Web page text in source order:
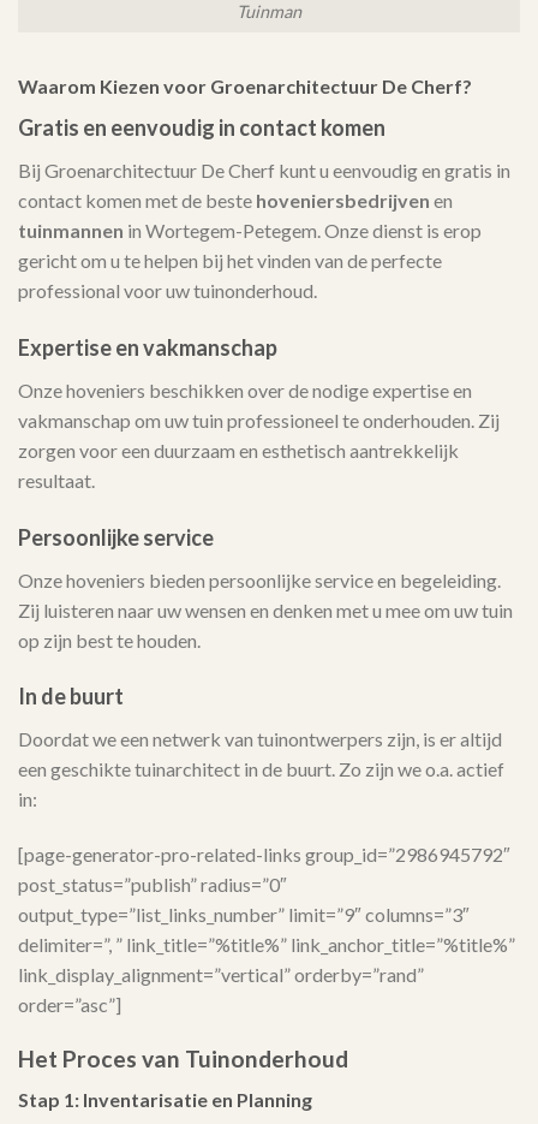
Tuinman
Waarom Kiezen voor Groenarchitectuur De Cherf?
Gratis en eenvoudig in contact komen
Bij Groenarchitectuur De Cherf kunt u eenvoudig en gratis in
contact komen met de beste hoveniersbedrijven en
tuinmannen in Wortegem-Petegem. Onze dienst is erop
gericht om u te helpen bij het vinden van de perfecte
professional voor uw tuinonderhoud.
Expertise en vakmanschap
Onze hoveniers beschikken over de nodige expertise en
vakmanschap om uw tuin professioneel te onderhouden. Zij
zorgen voor een duurzaam en esthetisch aantrekkelijk
resultaat.
Persoonlijke service
Onze hoveniers bieden persoonlijke service en begeleiding.
Zij luisteren naar uw wensen en denken met u mee om uw tuin
op zijn best te houden.
In de buurt
Doordat we een netwerk van tuinontwerpers zijn, is er altijd
een geschikte tuinarchitect in de buurt. Zo zijn we o.a. actief
in:
[page-generator-pro-related-links group_id=”2986945792″
post_status=”publish” radius=”0″
output_type=”list_links_number” limit=”9″ columns=”3″
delimiter=”, ” link_title=”%title%” link_anchor_title=”%title%”
link_display_alignment=”vertical” orderby=”rand”
order=”asc”]
Het Proces van Tuinonderhoud
Stap 1: Inventarisatie en Planning